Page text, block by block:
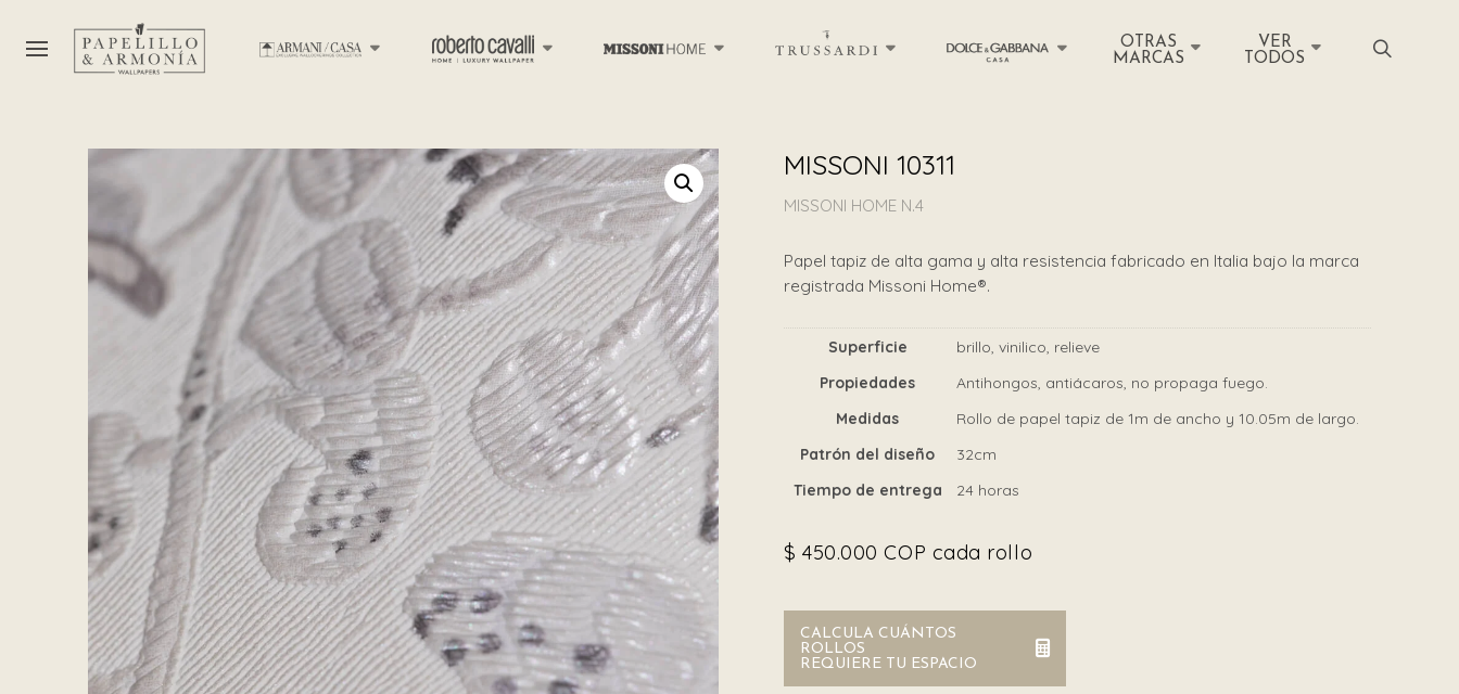
OTRAS
MARCAS
VER
TODOS
MISSONI 10311
MISSONI HOME N.4
Papel tapiz de alta gama y alta resistencia fabricado en Italia bajo la marca
registrada Missoni Home®.
Superficie
brillo, vinilico, relieve
Propiedades
Antihongos, antiácaros, no propaga fuego.
Medidas
Rollo de papel tapiz de 1m de ancho y 10.05m de largo.
Patrón del diseño
32cm
Tiempo de entrega
24 horas
$ 450.000 COP cada rollo
CALCULA CUÁNTOS
ROLLOS
REQUIERE TU ESPACIO